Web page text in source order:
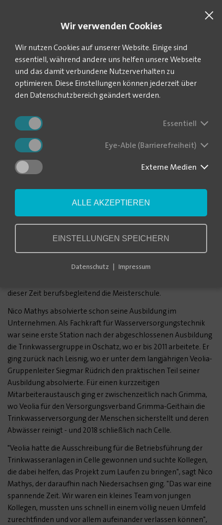
Führungswechsel
11.11.2021
Der frischgebackene Wassermeister Nico Mathys hat die
Trinkwassergruppe der Veolia Wasser Deutschland GmbH in
Döbeln und Umgebung. Zuvor arbeitete er als
dieser Zeit berufsbegleitend die Meisterschule.
Nico Mathys absolvierte schon seine Ausbildung im
Unternehmen. Als Fachkraft für Wasserversorgungstechnik
war seine erste Station nach der abgeschlossenen Ausbildung
die Trinkwassergruppe in Oschatz, wo er bis 2011 arbeitete. Er
ging zurück nach Leisnig, wo er unter dem langjährigen Veolia-
Gruppenleiter Siegmar Rüdrich den praktischen Teil seiner
Ausbildung absolvierte. Für einen kurzzeitigen
Mitarbeiteraustausch ging er zwischenzeitlich nach Grimma,
wo Veolia für den Versorgungsverband Grimma-Geithain die
Trinkwasserversorgung der Menschen sicherstellt und deren
Abwässer reinigt - und 2018 schließlich nach Celle.
"Veolia hatte die Ausschreibung für die Betriebsführung der
Trinkwasseranlagen in Celle gewonnen und suchte Kollegen,
die dabei helfen, das Projekt zum Laufen zu bringen", sagt Nico
Mathys, der daraufhin nach Niedersachsen ging. "Das war eine
spannende Zeit. Wir waren ein kleines Team von jungen
Kollegen, mussten uns schnell in einem völlig neuen Umfeld
zurechtfinden und vor allem aufeinander verlassen können",
Wir verwenden Cookies
Wir nutzen Cookies auf unserer Website. Einige sind
essentiell, während andere uns helfen unsere Webseite
und das damit verbundene Nutzerverhalten zu
optimieren. Diese Einstellungen können jederzeit über
den Datenschutzbereich geändert werden.
Essentiell
Eye-Able (Barrierefreiheit)
Externe Medien
ALLE AKZEPTIEREN
EINSTELLUNGEN SPEICHERN
Datenschutz Impressum